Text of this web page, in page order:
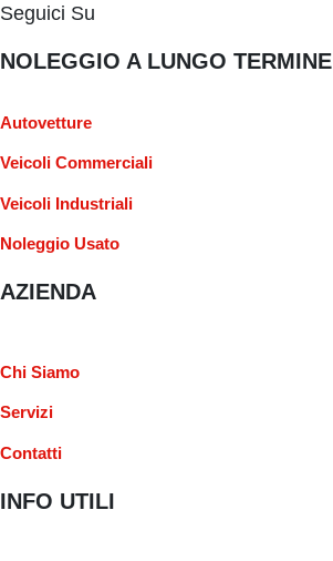
Seguici Su
NOLEGGIO A LUNGO TERMINE
Autovetture
Veicoli Commerciali
Veicoli Industriali
Noleggio Usato
AZIENDA
Chi Siamo
Servizi
Contatti
INFO UTILI